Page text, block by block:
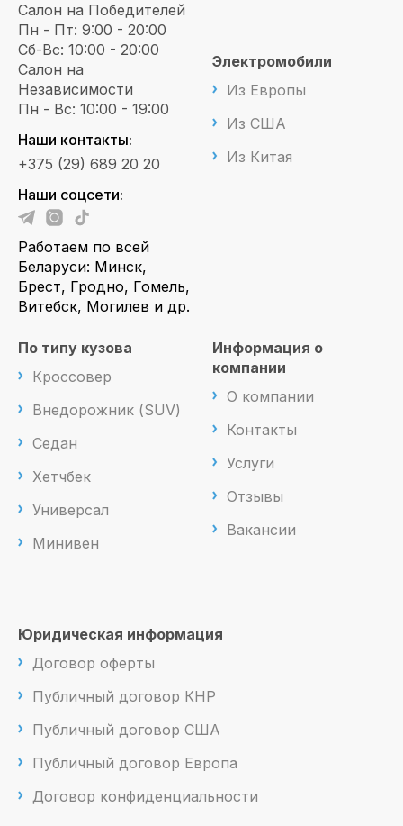
Салон на Победителей
Пн - Пт: 9:00 - 20:00
Сб-Вс: 10:00 - 20:00
Салон на
Независимости
Пн - Вс: 10:00 - 19:00
Наши контакты:
+375 (29) 689 20 20
Наши соцсети:
Работаем по всей
Беларуси: Минск,
Брест, Гродно, Гомель,
Витебск, Могилев и др.
Электромобили
Из Европы
Из США
Из Китая
По типу кузова
Кроссовер
Внедорожник (SUV)
Седан
Хетчбек
Универсал
Минивен
Информация о
компании
О компании
Контакты
Услуги
Отзывы
Вакансии
Юридическая информация
Договор оферты
Публичный договор КНР
Публичный договор США
Публичный договор Европа
Договор конфиденциальности